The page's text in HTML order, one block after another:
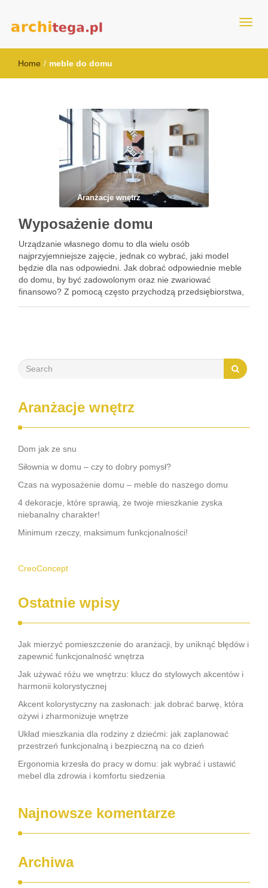
architega.pl
Home / meble do domu
Aranżacje wnętrz
Wyposażenie domu
Urządzanie własnego domu to dla wielu osób
najprzyjemniejsze zajęcie, jednak co wybrać, jaki model
będzie dla nas odpowiedni. Jak dobrać odpowiednie meble
do domu, by być zadowolonym oraz nie zwariować
finansowo? Z pomocą często przychodzą przedsiębiorstwa,
Aranżacje wnętrz
Dom jak ze snu
Siłownia w domu – czy to dobry pomysł?
Czas na wyposażenie domu – meble do naszego domu
4 dekoracje, które sprawią, że twoje mieszkanie zyska
niebanalny charakter!
Minimum rzeczy, maksimum funkcjonalności!
CreoConcept
Ostatnie wpisy
Jak mierzyć pomieszczenie do aranżacji, by uniknąć błędów i
zapewnić funkcjonalność wnętrza
Jak używać różu we wnętrzu: klucz do stylowych akcentów i
harmonii kolorystycznej
Akcent kolorystyczny na zasłonach: jak dobrać barwę, która
ożywi i zharmonizuje wnętrze
Układ mieszkania dla rodziny z dziećmi: jak zaplanować
przestrzeń funkcjonalną i bezpieczną na co dzień
Ergonomia krzesła do pracy w domu: jak wybrać i ustawić
mebel dla zdrowia i komfortu siedzenia
Najnowsze komentarze
Archiwa